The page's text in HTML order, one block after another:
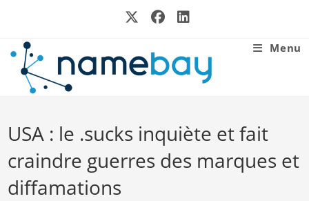
Menu
USA : le .sucks inquiète et fait
craindre guerres des marques et
diffamations